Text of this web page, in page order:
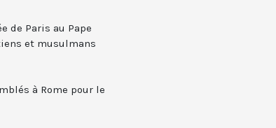
de Paris au Pape
et musulmans
à Rome pour le